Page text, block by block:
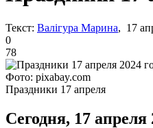
Текст: Валігура Марина, 17
0
78
Фото: pixabay.com
Праздники 17 апреля
Сегодня, 17